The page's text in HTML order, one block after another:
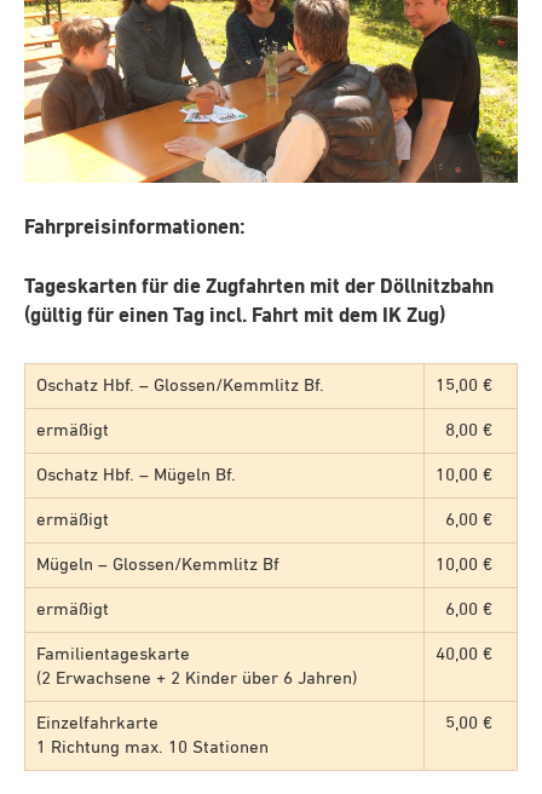
Fahrpreisinformationen:
Tageskarten für die Zugfahrten mit der Döllnitzbahn
(gültig für einen Tag incl. Fahrt mit dem IK Zug)
Oschatz Hbf. – Glossen/Kemmlitz Bf. 15,00 €
ermäßigt 8,00 €
Oschatz Hbf. – Mügeln Bf. 10,00 €
ermäßigt 6,00 €
Mügeln – Glossen/Kemmlitz Bf 10,00 €
ermäßigt 6,00 €
Familientageskarte
(2 Erwachsene + 2 Kinder über 6 Jahren)
40,00 €
Einzelfahrkarte
1 Richtung max. 10 Stationen
5,00 €